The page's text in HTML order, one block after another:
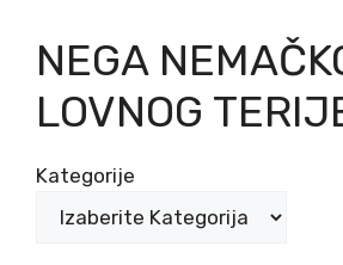
NEGA
LOVNOG
Kategorije